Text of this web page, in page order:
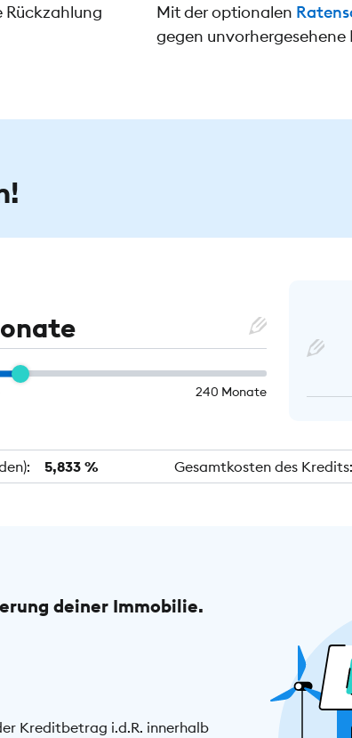
Mit der optionalen
gegen unvorhergesehene
240 Monate
5,833 % Gesamtkosten des Kredits:
deiner Immobilie.
Kreditbetrag i.d.R. innerhalb